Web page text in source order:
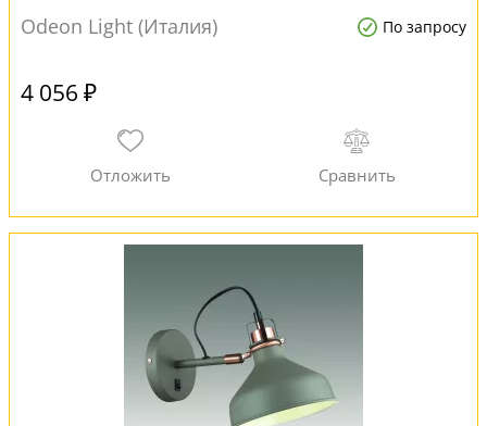
Odeon Light (Италия)
По запросу
4 056 ₽